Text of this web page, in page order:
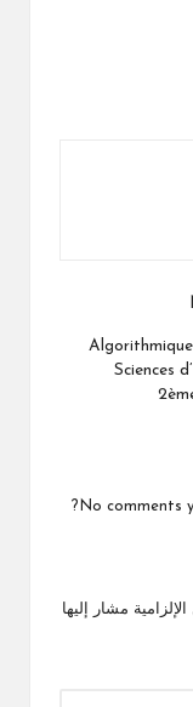
Sciences
No comments
الإلزامية مشار إليها